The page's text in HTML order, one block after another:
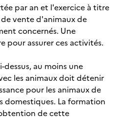
par an et l'exercice à titre
vente d'animaux de
concernés. Une
pour assurer ces activités.
au moins une
les animaux doit détenir
pour les animaux de
domestiques. La formation
de cette